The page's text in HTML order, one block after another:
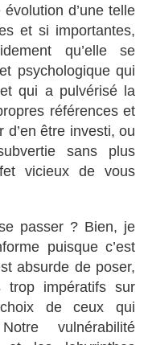
d’une telle
et si importantes,
qu’elle se
psychologique qui
qui a pulvérisé la
références et
d’en être investi, ou
sans plus
vicieux de vous
passer ? Bien, je
puisque c’est
absurde de poser,
trop impératifs sur
de ceux qui
vulnérabilité